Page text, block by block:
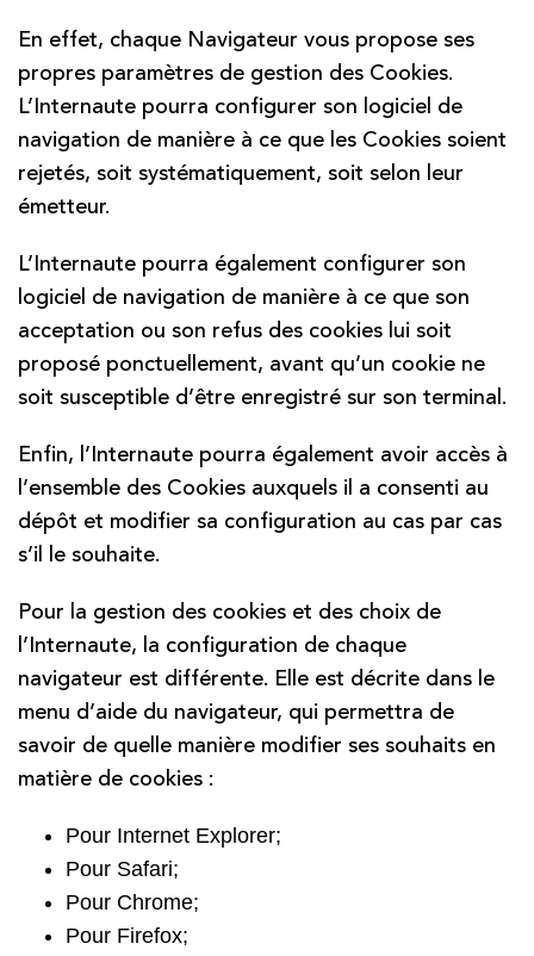
En effet, chaque Navigateur vous propose ses
propres paramètres de gestion des Cookies.
L’Internaute pourra configurer son logiciel de
navigation de manière à ce que les Cookies soient
rejetés, soit systématiquement, soit selon leur
émetteur.
L’Internaute pourra également configurer son
logiciel de navigation de manière à ce que son
acceptation ou son refus des cookies lui soit
proposé ponctuellement, avant qu’un cookie ne
soit susceptible d’être enregistré sur son terminal.
Enfin, l’Internaute pourra également avoir accès à
l’ensemble des Cookies auxquels il a consenti au
dépôt et modifier sa configuration au cas par cas
s’il le souhaite.
Pour la gestion des cookies et des choix de
l’Internaute, la configuration de chaque
navigateur est différente. Elle est décrite dans le
menu d’aide du navigateur, qui permettra de
savoir de quelle manière modifier ses souhaits en
matière de cookies :
Pour Internet Explorer;
Pour Safari;
Pour Chrome;
Pour Firefox;